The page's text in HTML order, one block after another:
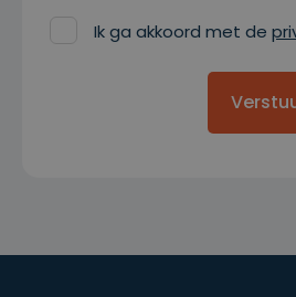
Ik ga akkoord met de